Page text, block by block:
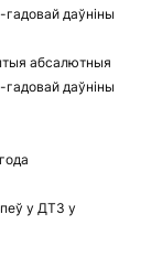
даўніны
абсалютныя
даўніны
у ДТЗ у